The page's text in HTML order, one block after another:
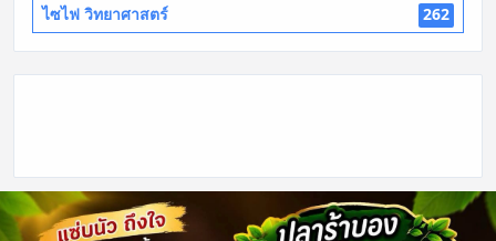
ไซไฟ วิทยาศาสตร์
262